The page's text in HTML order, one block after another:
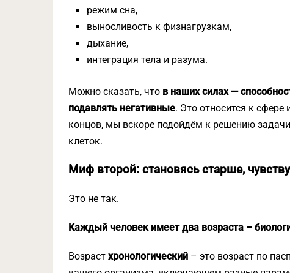
режим сна,
выносливость к физнагрузкам,
дыхание,
интеграция тела и разума.
Можно сказать, что в наших силах —
подавлять негативные. Это относится к сфере
концов, мы вскоре подойдём к решению
клеток.
Миф второй: становясь старше,
Это не так.
Каждый человек имеет два возраста –
Возраст хронологический – это возраст по